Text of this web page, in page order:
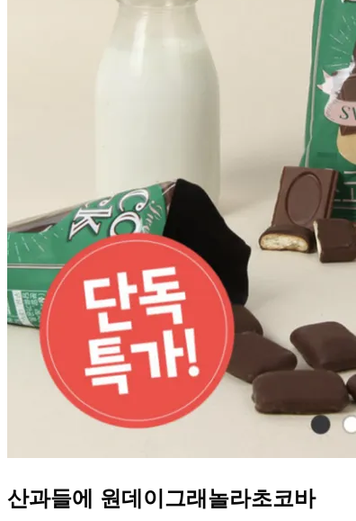
산과들에 원데이그래놀라초코바